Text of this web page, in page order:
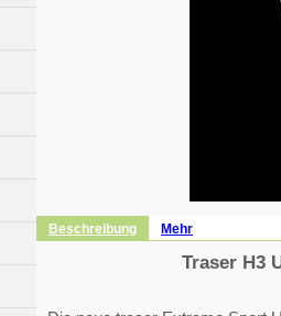
Beschreibung Mehr
Traser H3